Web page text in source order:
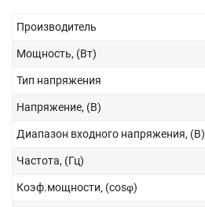
Производитель
Мощность, (Вт)
Тип напряжения
Напряжение, (В)
Диапазон входного напряжения, (В)
Частота, (Гц)
Коэф.мощности, (cosφ)